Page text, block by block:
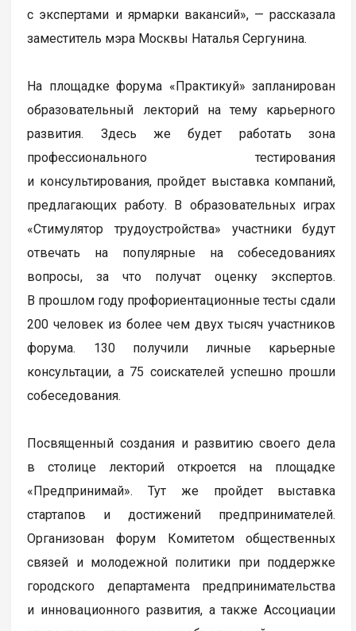
с экспертами и ярмарки вакансий», — рассказала
заместитель мэра Москвы Наталья Сергунина.
На площадке форума «Практикуй» запланирован
образовательный лекторий на тему карьерного
развития. Здесь же будет работать зона
профессионального тестирования
и консультирования, пройдет выставка компаний,
предлагающих работу. В образовательных играх
«Стимулятор трудоустройства» участники будут
отвечать на популярные на собеседованиях
вопросы, за что получат оценку экспертов.
В прошлом году профориентационные тесты сдали
200 человек из более чем двух тысяч участников
форума. 130 получили личные карьерные
консультации, а 75 соискателей успешно прошли
собеседования.
Посвященный создания и развитию своего дела
в столице лекторий откроется на площадке
«Предпринимай». Тут же пройдет выставка
стартапов и достижений предпринимателей.
Организован форум Комитетом общественных
связей и молодежной политики при поддержке
городского департамента предпринимательства
и инновационного развития, а также Ассоциации